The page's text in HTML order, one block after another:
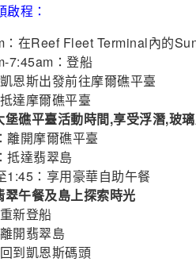
程：
：在Reef Fleet Terminal內的
7:45am：登船
恩斯出發前往摩爾礁平臺
達摩爾礁平臺
堡礁平臺活動時間,享受浮潛,玻
離開摩爾礁平臺
抵達翡翠島
1:45：享用豪華自助午餐
翠午餐及島上探索時光
新登船
開翡翠島
到凱恩斯碼頭